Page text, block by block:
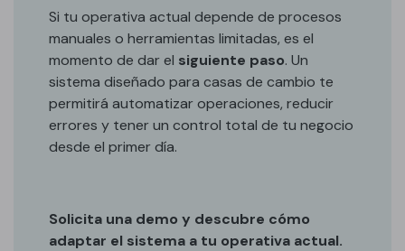
Si tu operativa actual depende de procesos
manuales o herramientas limitadas, es el
momento de dar el siguiente paso. Un
sistema diseñado para casas de cambio te
permitirá automatizar operaciones, reducir
errores y tener un control total de tu negocio
desde el primer día.
Solicita una demo y descubre cómo
adaptar el sistema a tu operativa actual.